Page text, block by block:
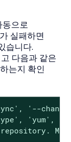
동으로
실패하면
습니다.
다음과 같은
는지 확인
'--
'yum',
repository.